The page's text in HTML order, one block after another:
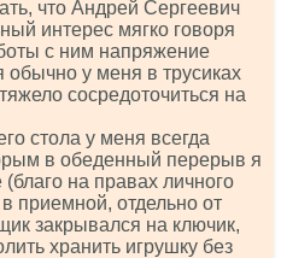
что Андрей Сергеевич
интерес мягко говоря
с ним напряжение
обычно у меня в трусиках
сосредоточиться на
стола у меня всегда
в обеденный перерыв я
(благо на правах личного
приемной, отдельно от
закрывался на ключик,
хранить игрушку без